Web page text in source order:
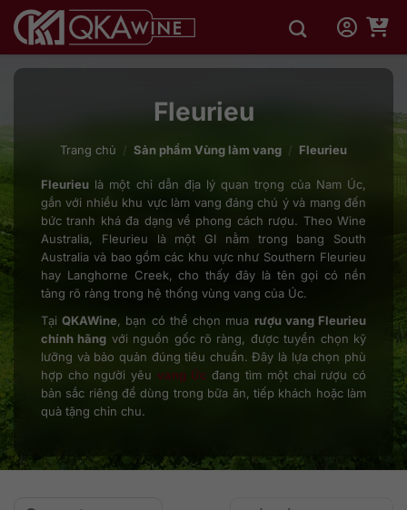
qua
dung
Fleurieu
Trang chủ / Sản phẩm Vùng làm vang / Fleurieu
Fleurieu là một chỉ dẫn địa lý quan trọng của Nam Úc,
gắn với nhiều khu vực làm vang đáng chú ý và mang đến
bức tranh khá đa dạng về phong cách rượu. Theo Wine
Australia, Fleurieu là một GI nằm trong bang South
Australia và bao gồm các khu vực như Southern Fleurieu
hay Langhorne Creek, cho thấy đây là tên gọi có nền
tảng rõ ràng trong hệ thống vùng vang của Úc.
TạiQKAWine, bạn có thể chọn mua rượu vang Fleurieu
chính hãng với nguồn gốc rõ ràng, được tuyển chọn kỹ
lưỡng và bảo quản đúng tiêu chuẩn. Đây là lựa chọn phù
hợp cho người yêu vang Úc đang tìm một chai rượu có
bản sắc riêng để dùng trong bữa ăn, tiếp khách hoặc làm
quà tặng chỉn chu.